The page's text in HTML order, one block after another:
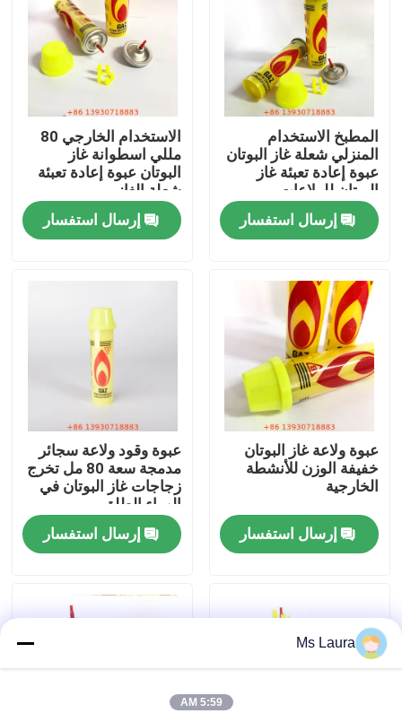
مسكن
أشرطة فيديو
معلومات عنا
جولة في المعمل
مراقبة الجودة
اتصل بنا
حالات
المطبخ الاستخدام
المنزلي شعلة غاز البوتان
عبوة إعادة تعبئة غاز
البوتان للولاعات
إرسال استفسار
الاستخدام الخارجي 80
مللي اسطوانة غاز
البوتان عبوة إعادة تعبئة
شعلة الغاز
إرسال استفسار
عبوة ولاعة غاز البوتان
خفيفة الوزن للأنشطة
الخارجية
إرسال استفسار
عبوة وقود ولاعة سجائر
مدمجة سعة 80 مل تخرج
زجاجات غاز البوتان في
الهواء الطلق
إرسال استفسار
Ms Laura
5:59 AM